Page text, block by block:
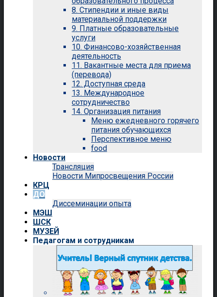
8. Стипендии и иные виды
материальной поддержки
9. Платные образовательные
услуги
10. Финансово-хозяйственная
деятельность
11. Вакантные места для приема
(перевода)
12. Доступная среда
13. Международное
сотрудничество
14. Организация питания
Меню ежедневного горячего
питания обучающихся
Перспективное меню
food
Новости
Трансляция
Новости Мипросвещения России
КРЦ
ДО
Диссеминации опыта
МЭШ
ШСК
МУЗЕЙ
Педагогам и сотрудникам